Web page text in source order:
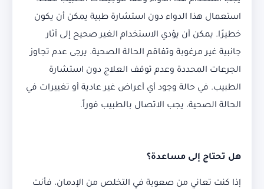
استعمال هذا الدواء دون استشارة طبية يمكن أن يكون
خطيرًا. يمكن أن يؤدي الاستخدام الغير صحيح إلى آثار
جانبية غير مرغوبة وتفاقم الحالة الصحية. يرجى عدم تجاوز
الجرعات المحددة وعدم توقف العلاج دون استشارة
الطبيب. في حالة وجود أي أعراض غير عادية أو تغييرات في
الحالة الصحية، يجب الاتصال بالطبيب فوراً.
هل تحتاج إلى مساعدة؟
إذا كنت تعاني من صعوبة في التخلص من الإدمان، فأنت